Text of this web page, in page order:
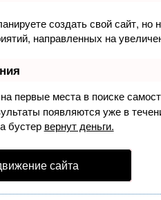
создать свой сайт, но
направленных на
первые места в поиске
появляются уже в
бустер вернут деньги.
сайта